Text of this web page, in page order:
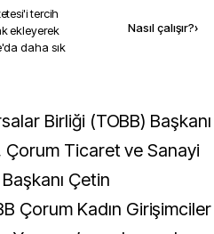
'i tercih
ekleyerek
daha sık
Nasıl çalışır?›
Çorum Ticaret ve Sanayi
Çetin
Çorum Kadın Girişimciler